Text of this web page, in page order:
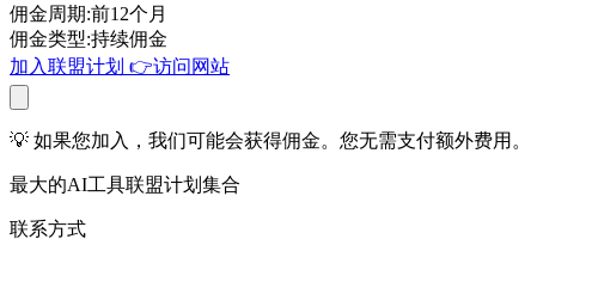
佣金周期:前12个月
佣金类型:持续佣金
加入联盟计划 👉访问网站
💡 如果您加入，我们可能会获得佣金。您无需支付额外费用。
最大的AI工具联盟计划集合
联系方式